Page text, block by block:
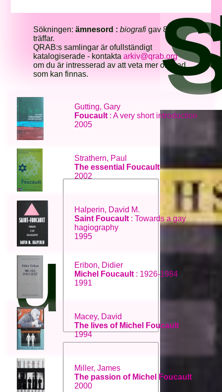
Sökningen:ämnesord :biografi gav 85
träffar.
QRAB:s samlingar är ofullständigt
katalogiserade - kontaktaarkiv@qrab.org
om du är intresserad av att veta mer om vad
som kan finnas.
Gutting, Gary
Foucault: A very short introduction
2005
Strathern, Paul
The essential Foucault
2002
Halperin, David M.
Saint Foucault: Towards a gay
hagiography
1995
Eribon, Didier
Michel Foucault: 1926-1984
1991
Macey, David
The lives of Michel Foucault
1994
Miller, James
The passion of Michel Foucault
2000